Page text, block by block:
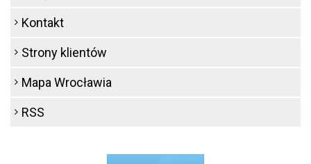
Kontakt
Strony klientów
Mapa Wrocławia
RSS